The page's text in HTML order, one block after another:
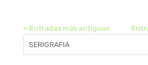
« Entradas más antiguas